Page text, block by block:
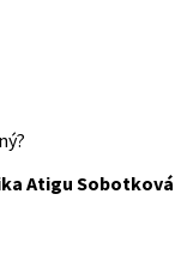
Atigu Sobotková